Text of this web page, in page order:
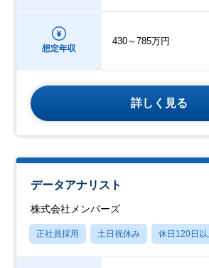
想定年収
430～785万円
詳しく見る
データアナリスト
株式会社メンバーズ
正社員採用 土日祝休み 休日120日以